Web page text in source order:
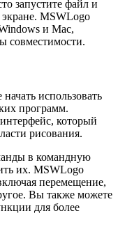
запустите файл и
экране. MSWLogo
и Mac,
совместимости.
использовать
программ.
который
рисования.
в командную
их. MSWLogo
перемещение,
Вы также можете
для более